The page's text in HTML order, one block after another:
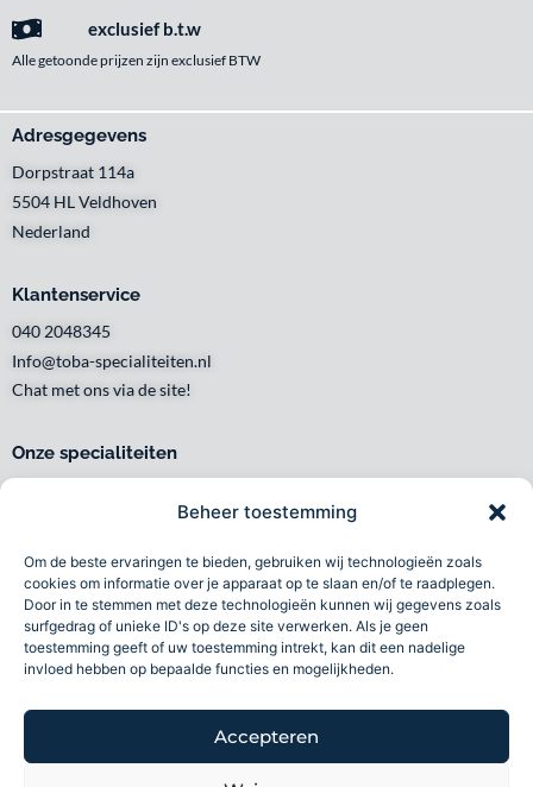
Beheer toestemming
Om de beste ervaringen te bieden, gebruiken wij technologieën zoals
cookies om informatie over je apparaat op te slaan en/of te raadplegen.
Door in te stemmen met deze technologieën kunnen wij gegevens zoals
surfgedrag of unieke ID's op deze site verwerken. Als je geen
toestemming geeft of uw toestemming intrekt, kan dit een nadelige
invloed hebben op bepaalde functies en mogelijkheden.
Accepteren
exclusief b.t.w
Alle getoonde prijzen zijn exclusief BTW
Adresgegevens
Dorpstraat 114a
5504 HL Veldhoven
Nederland
Klantenservice
040 2048345
Info@toba-specialiteiten.nl
Chat met ons via de site!
Onze specialiteiten
Waar en wanneer u het wilt
Persoonlijk en lokaal
Duurzaam
Betrouwbaar
Toba specialiteiten B.V 2026©
Volg ons